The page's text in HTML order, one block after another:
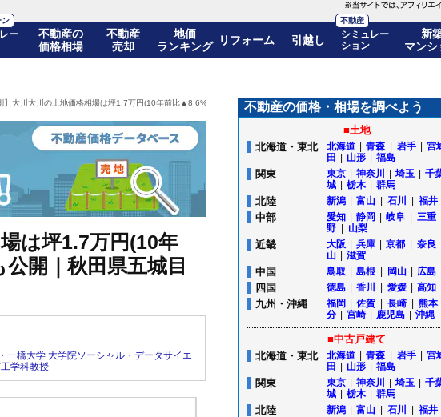
ン
ー
不動産の
価格相場
不動産
売却
地価
ランキング
リフォーム 引越し
不動産
シミュレー
ション
新
マンシ
】大川大川の土地価格相場は坪1.7万円(10年前比▲8.6%)! 10年後の価格推移も公開｜秋田県五城目町
は坪1.7万円(10年
開｜秋田県五城目
一橋大学 大学院ソーシャル・データサイエ
学科教授
不動産の価格・相場を調べよう
■土地
北海道・東北
北海道 青森 岩手 宮
田
山形 福島
関東 東京 神奈川 埼玉 千
城
栃木 群馬
北陸 新潟 富山 石川 福井
中部 愛知 静岡 岐阜 三重
野
山梨
近畿 大阪 兵庫 京都 奈良
山
滋賀
中国 鳥取 島根 岡山 広島
四国 徳島 香川 愛媛 高知
九州・沖縄 福岡 佐賀 長崎 熊本
分
宮崎 鹿児島 沖縄
■中古戸建て
北海道・東北
北海道 青森 岩手 宮
田
山形 福島
関東 東京 神奈川 埼玉 千
城
栃木 群馬
北陸 新潟 富山 石川 福井